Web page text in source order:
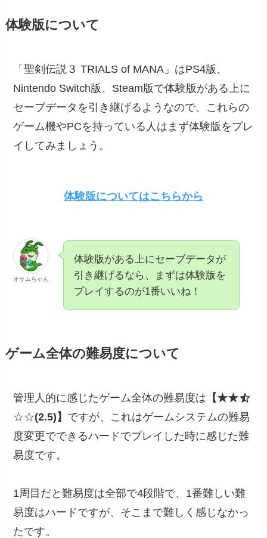
体験版について
「聖剣伝説３ TRIALS of MANA」はPS4版、
Nintendo Switch版、Steam版で体験版がある上に
セーブデータを引き継げるようなので、これらの
ゲーム機やPCを持っている人はまず体験版をプレ
イしてみましょう。
体験版についてはこちらから
オサムちゃん
体験版がある上にセーブデータが
引き継げるなら、まずは体験版を
プレイするのが1番いいね！
ゲーム全体の難易度について
管理人的に感じたゲーム全体の難易度は 【★★
☆☆(2.5)】 ですが、これはゲームシステムの難易
度変更でできるハードでプレイした時に感じた難
易度です。
1周目だと難易度は全部で4段階で、1番難しい難
易度はハードですが、そこまで難しく感じなかっ
たです。